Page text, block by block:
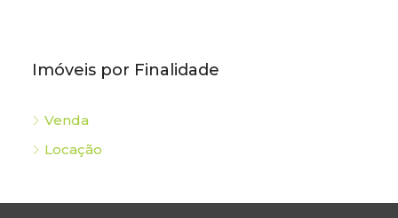
Imóveis por Finalidade
Venda
Locação